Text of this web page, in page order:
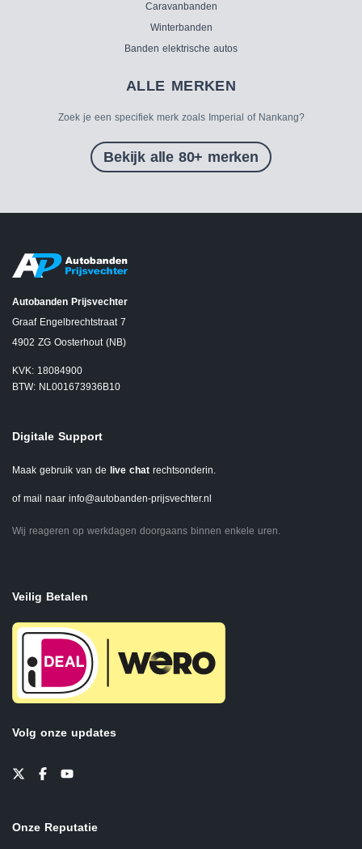
Caravanbanden
Winterbanden
Banden elektrische autos
ALLE MERKEN
Zoek je een specifiek merk zoals Imperial of Nankang?
Bekijk alle 80+ merken
Autobanden Prijsvechter
Graaf Engelbrechtstraat 7
4902 ZG Oosterhout (NB)
KVK: 18084900
BTW: NL001673936B10
Digitale Support
Maak gebruik van de live chat rechtsonderin.
of mail naar info@autobanden-prijsvechter.nl
Wij reageren op werkdagen doorgaans binnen enkele uren.
Veilig Betalen
Volg onze updates
Onze Reputatie